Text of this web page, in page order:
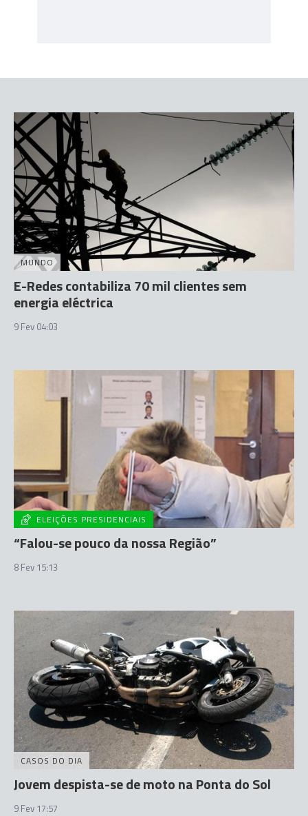
MUNDO
E-Redes contabiliza 70 mil clientes sem
energia eléctrica
9 Fev 04:03
ELEIÇÕES PRESIDENCIAIS
“Falou-se pouco da nossa Região”
8 Fev 15:13
CASOS DO DIA
Jovem despista-se de moto na Ponta do Sol
9 Fev 17:57